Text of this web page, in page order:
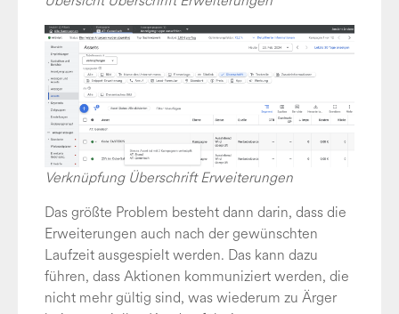
Verknüpfung Überschrift Erweiterungen
Das größte Problem besteht dann darin, dass die
Erweiterungen auch nach der gewünschten
Laufzeit ausgespielt werden. Das kann dazu
führen, dass Aktionen kommuniziert werden, die
nicht mehr gültig sind, was wiederum zu Ärger